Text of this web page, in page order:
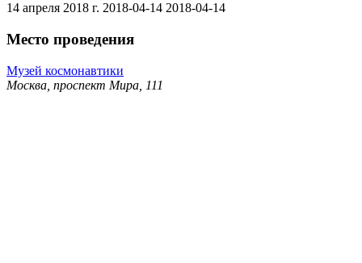
14 апреля 2018 г. 2018-04-14 2018-04-14
Место проведения
Музей космонавтики
Москва, проспект Мира, 111